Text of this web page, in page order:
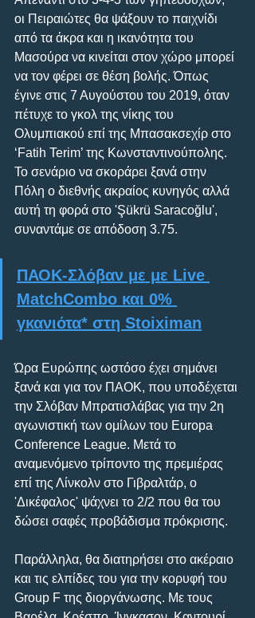
οι Πειραιώτες θα ψάξουν το παιχνίδι
από τα άκρα και η ικανότητα του
Μασούρα να κινείται στον χώρο μπορεί
να τον φέρει σε θέση βολής. Όπως
έγινε στις 7 Αυγούστου του 2019, όταν
πέτυχε το γκολ της νίκης του
Ολυμπιακού επί της Μπασακσεχίρ στο
‘Fatih Terim’ της Κωνσταντινούπολης.
Το σενάριο να σκοράρει ξανά στην
Πόλη ο διεθνής ακραίος κυνηγός αλλά
αυτή τη φορά στο 'Şükrü Saracoğlu',
συναντάμε σε απόδοση 3.75.
ΠΑΟΚ-Σλόβαν με με Live
MatchCombo και 0%
γκανιότα* στη Stoiximan
Ώρα Ευρώπης ωστόσο έχει σημάνει
ξανά και για τον ΠΑΟΚ, που υποδέχεται
την Σλόβαν Μπρατισλάβας για την 2η
αγωνιστική των ομίλων του Europa
Conference League. Μετά το
αναμενόμενο τρίποντο της πρεμιέρας
επί της Λίνκολν στο Γιβραλτάρ, ο
'Δικέφαλος' ψάχνει το 2/2 που θα του
δώσει σαφές προβάδισμα πρόκρισης.
Παράλληλα, θα διατηρήσει στο ακέραιο
και τις ελπίδες του για την κορυφή του
Group F της διοργάνωσης. Με τους